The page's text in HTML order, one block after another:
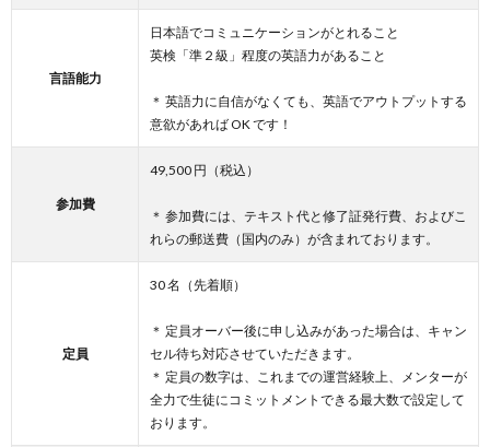
言語能力
日本語でコミュニケーションがとれること
英検「準２級」程度の英語力があること
＊ 英語力に自信がなくても、英語でアウトプットする
意欲があれば OK です！
参加費
49,500 円（税込）
＊ 参加費には、テキスト代と修了証発行費、およびこ
れらの郵送費（国内のみ）が含まれております。
定員
30 名（先着順）
＊ 定員オーバー後に申し込みがあった場合は、キャン
セル待ち対応させていただきます。
＊ 定員の数字は、これまでの運営経験上、メンターが
全力で生徒にコミットメントできる最大数で設定して
おります。